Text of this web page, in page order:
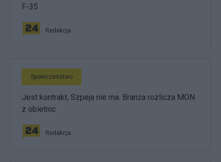
F-35
Redakcja
Społeczeństwo
Jest kontrakt, Szpeja nie ma. Branża rozlicza MON
z obietnic
Redakcja